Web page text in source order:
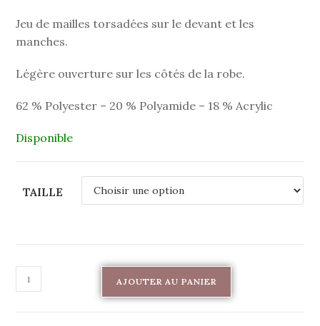
Jeu de mailles torsadées sur le devant et les
manches.
Légère ouverture sur les côtés de la robe.
62 % Polyester – 20 % Polyamide – 18 % Acrylic
Disponible
TAILLE
AJOUTER AU PANIER